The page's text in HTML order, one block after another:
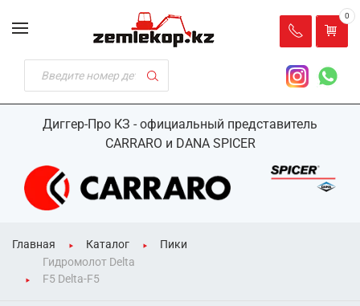
Диггер-Про КЗ - официальный представитель
CARRARO и DANA SPICER
0
Главная Каталог
Пики
Гидромолот Delta
F5 Delta-F5